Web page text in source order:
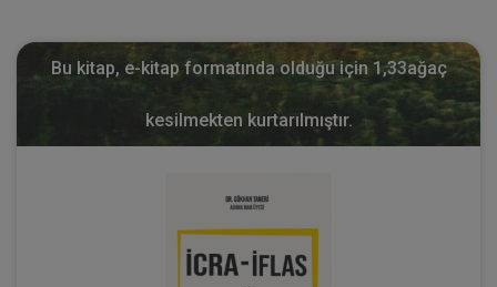
Bu kitap, e-kitap formatında olduğu için 1,33ağaç
kesilmekten kurtarılmıştır.